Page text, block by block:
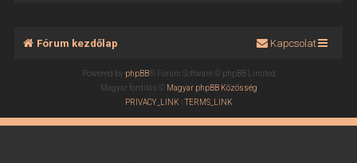
Fórum kezdőlap Kapcsolat
Powered by phpBB® Forum Software © phpBB Limited
Magyar fordítás © Magyar phpBB Közösség
PRIVACY_LINK |TERMS_LINK